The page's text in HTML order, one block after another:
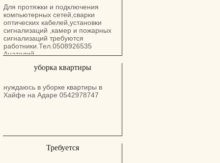
Для протяжки и подключения
компьютерных сетей,сварки
оптических кабелей,установки
сигнализаций ,камер и пожарных
сигнализаций требуются
работники.Тел.0508926535
Анатолий
уборка квартиры
нуждаюсь в уборке квартиры в
Хайфе на Адаре 0542978747
Требуется